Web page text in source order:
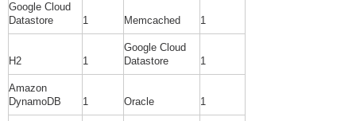
Google Cloud
Datastore
1 Memcached 1
H2 1
Google Cloud
Datastore
1
Amazon
DynamoDB
1 Oracle 1